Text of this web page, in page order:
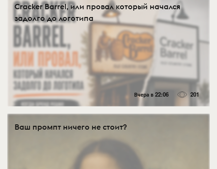
Cracker Barrel, или провал который начался
задолго до логотипа
Вчера в 22:06 201
Ваш промпт ничего не стоит?